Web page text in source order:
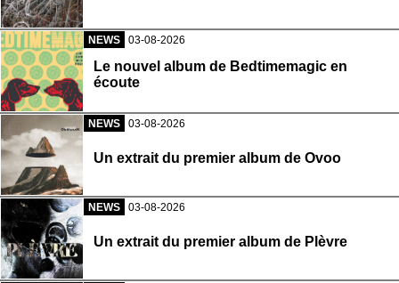
NEWS 03-08-2026
Le nouvel album de Bedtimemagic en
écoute
NEWS 03-08-2026
Un extrait du premier album de Ovoo
NEWS 03-08-2026
Un extrait du premier album de Plèvre